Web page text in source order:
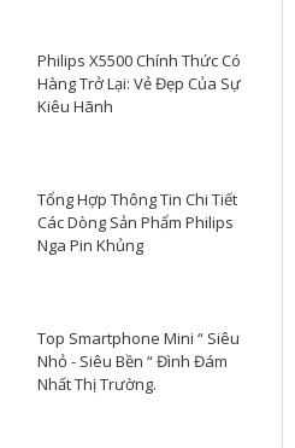
Philips X5500 Chính Thức Có
Hàng Trở Lại: Vẻ Đẹp Của Sự
Kiêu Hãnh
Tổng Hợp Thông Tin Chi Tiết
Các Dòng Sản Phẩm Philips
Nga Pin Khủng
Top Smartphone Mini “ Siêu
Nhỏ - Siêu Bền “ Đình Đám
Nhất Thị Trường.